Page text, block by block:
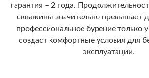
гарантия – 2 года.
скважины значительно превышает
профессиональное бурение только
создаст комфортные условия для
эксплуатации.